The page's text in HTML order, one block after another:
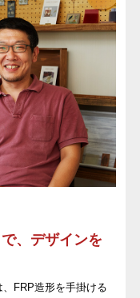
、デザインを
FRP造形を手掛ける